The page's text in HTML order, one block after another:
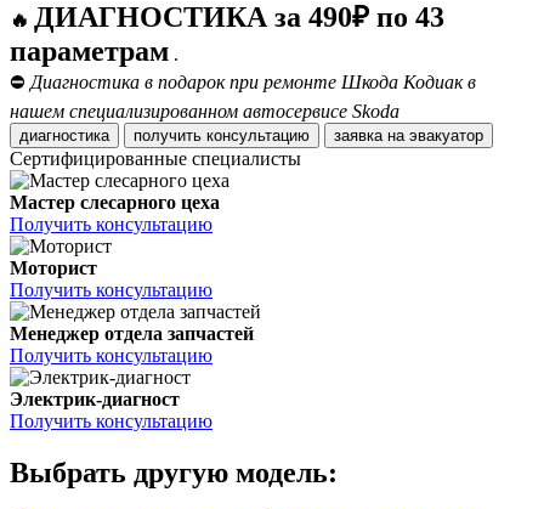
🔥 ДИАГНОСТИКА за 490₽ по 43
параметрам .
⛔ Диагностика в подарок при ремонте Шкода Кодиак в
нашем специализированном автосервисе Skoda
диагностика получить консультацию заявка на эвакуатор
Сертифицированные специалисты
Мастер слесарного цеха
Получить консультацию
Моторист
Получить консультацию
Менеджер отдела запчастей
Получить консультацию
Электрик-диагност
Получить консультацию
Выбрать другую модель: